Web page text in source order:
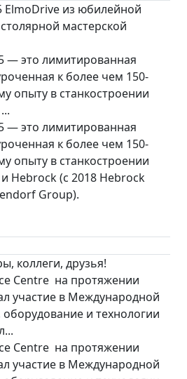
ElmoDrive из юбилейной
мастерской
— это лимитированная
к более чем 150-
опыту в станкостроении
— это лимитированная
к более чем 150-
опыту в станкостроении
Hebrock (с 2018 Hebrock
Group).
коллеги, друзья!
Centre на протяжении
участие в Международной
и технологии
Centre на протяжении
участие в Международной